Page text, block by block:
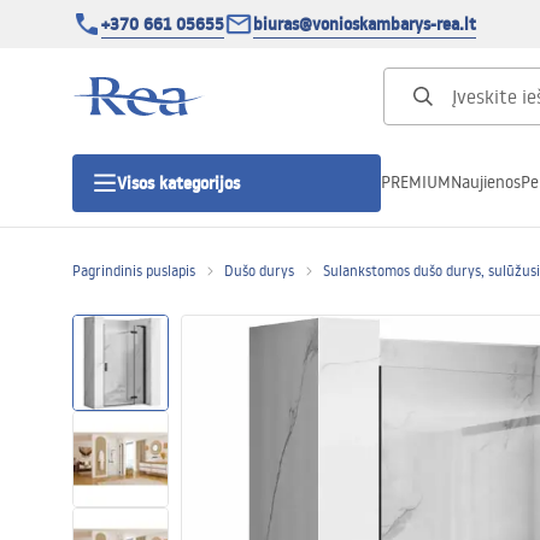
+370 661 05655 biuras@vonioskambarys-rea.lt
Visos kategorijos
Vonios dušo padėklai
Linijiniai dušo kanalai
PREMIUMNaujienos
Pagrindinis puslapis Dušo durys Sulankstomos dušo durys,